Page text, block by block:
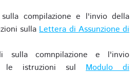
compilazione e l'invio della
sullaLettera di Assunzione di
sulla comnpilazione e l'invio
le istruzioni sul Modulo di